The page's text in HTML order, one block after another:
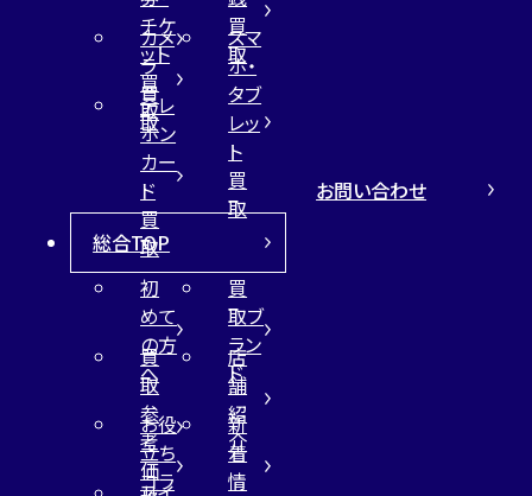
チケ
ット
買
取
買
取
カメ
ラ
買
取
スマ
ホ・
タブ
レッ
ト
買
取
テレ
ホン
カー
ド
買
取
総合TOP
初
めて
の方
へ
買
取ブ
ラン
ド
買
取
参
考
価
店
舗
紹
介
お役
立ち
コラ
新
着
情
お問い合わせ